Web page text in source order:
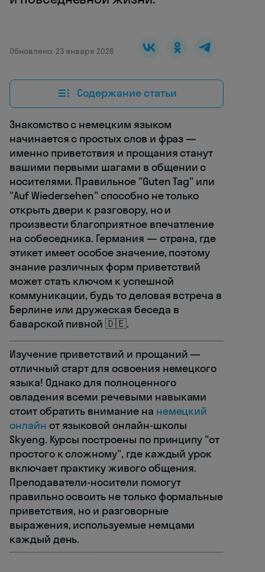
Обновлено: 23 января 2026
Содержание статьи
Знакомство с немецким языком
начинается с простых слов и фраз —
именно приветствия и прощания станут
вашими первыми шагами в общении с
носителями. Правильное "Guten Tag" или
"Auf Wiedersehen" способно не только
открыть двери к разговору, но и
произвести благоприятное впечатление
на собеседника. Германия — страна, где
этикет имеет особое значение, поэтому
знание различных форм приветствий
может стать ключом к успешной
коммуникации, будь то деловая встреча в
Берлине или дружеская беседа в
баварской пивной 🇩🇪.
Изучение приветствий и прощаний —
отличный старт для освоения немецкого
языка! Однако для полноценного
овладения всеми речевыми навыками
стоит обратить внимание на немецкий
онлайн от языковой онлайн-школы
Skyeng. Курсы построены по принципу "от
простого к сложному", где каждый урок
включает практику живого общения.
Преподаватели-носители помогут
правильно освоить не только формальные
приветствия, но и разговорные
выражения, используемые немцами
каждый день.